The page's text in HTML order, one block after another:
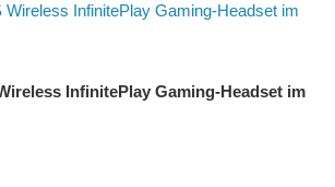
InfinitePlay Gaming-Headset im